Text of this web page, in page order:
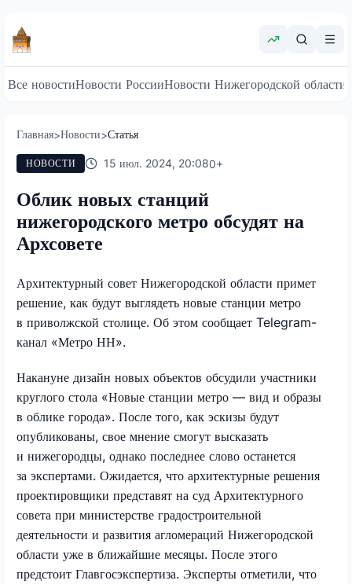
Все новостиНовости РоссииНовости Нижегородской области
Главная>Новости>Статья
НОВОСТИ 15 июл. 2024, 20:080+
Облик новых станций
нижегородского метро обсудят на
Архсовете
Архитектурный совет Нижегородской области примет
решение, как будут выглядеть новые станции метро
в приволжской столице. Об этом сообщает Telegram-
канал «Метро НН».
Накануне дизайн новых объектов обсудили участники
круглого стола «Новые станции метро — вид и образы
в облике города». После того, как эскизы будут
опубликованы, свое мнение смогут высказать
и нижегородцы, однако последнее слово останется
за экспертами. Ожидается, что архитектурные решения
проектировщики представят на суд Архитектурного
совета при министерстве градостроительной
деятельности и развития агломераций Нижегородской
области уже в ближайшие месяцы. После этого
предстоит Главгосэкспертиза. Эксперты отметили, что